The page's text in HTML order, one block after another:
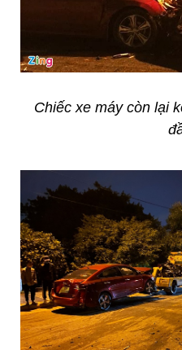
Chiếc xe máy còn lại